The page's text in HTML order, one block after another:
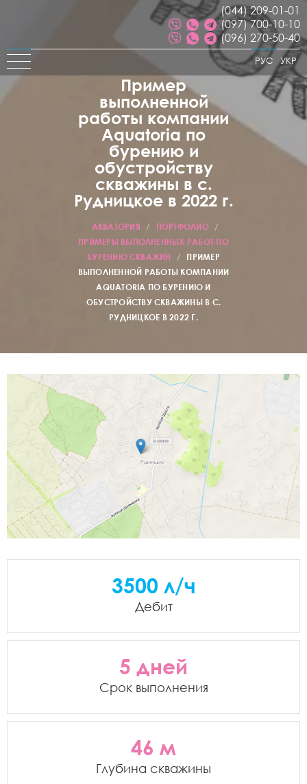
(044) 209-01-01
(097) 700-10-10
(096) 270-50-40
УКР
РУС
Пример
выполненной
работы компании
Aquatoria по
бурению и
обустройству
скважины в с.
Рудницкое в 2022 г.
АКВАТОРИЯ / ПОРТФОЛИО
/
ПРИМЕРЫ ВЫПОЛНЕННЫХ РАБОТ ПО
БУРЕНИЮ СКВАЖИН
/
ПРИМЕР
ВЫПОЛНЕННОЙ РАБОТЫ КОМПАНИИ
AQUATORIA ПО БУРЕНИЮ И
ОБУСТРОЙСТВУ СКВАЖИНЫ В С.
РУДНИЦКОЕ В 2022 Г.
3500 л/ч
Дебит
5 дней
Срок выполнения
46 м
Глубина скважины